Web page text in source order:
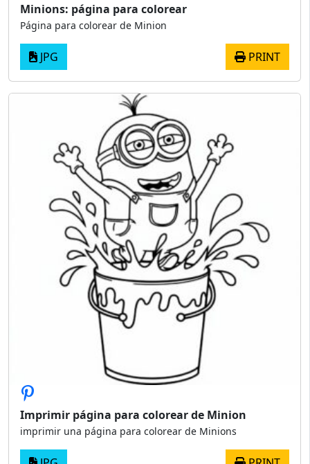
Minions: página para colorear
Página para colorear de Minion
JPG PRINT
Imprimir página para colorear de Minion
imprimir una página para colorear de Minions